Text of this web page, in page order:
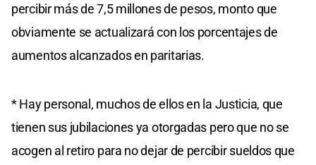
percibir más de 7,5 millones de pesos, monto que
obviamente se actualizará con los porcentajes de
aumentos alcanzados en paritarias.
* Hay personal, muchos de ellos en la Justicia, que
tienen sus jubilaciones ya otorgadas pero que no se
acogen al retiro para no dejar de percibir sueldos que